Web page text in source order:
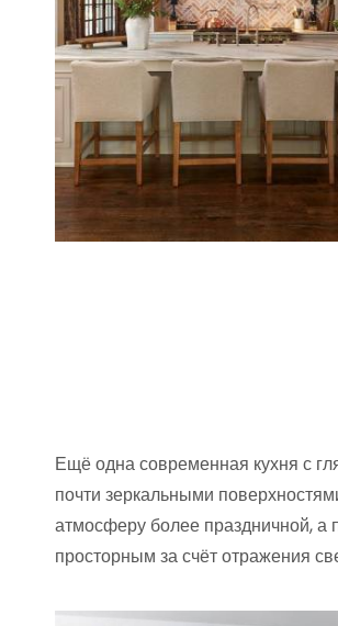
Ещё одна современная кухня с
почти зеркальными
атмосферу более праздничной,
просторным за счёт отражения